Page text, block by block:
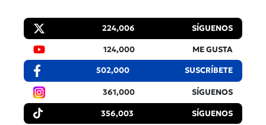
224,006 SÍGUENOS
124,000 ME GUSTA
502,000 SUSCRÍBETE
361,000 SÍGUENOS
356,003 SÍGUENOS